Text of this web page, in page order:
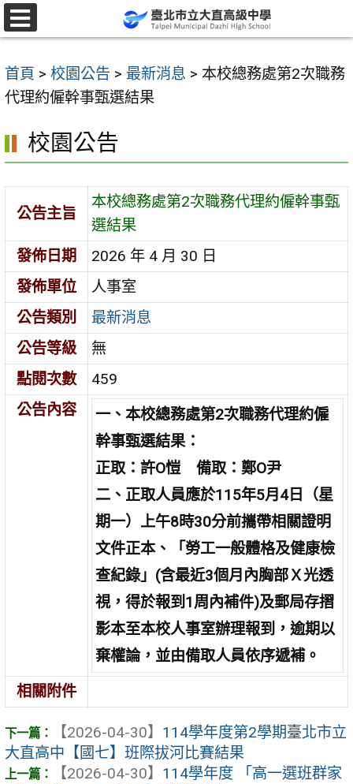
跳
至
要
內
區
首頁 > 校園公告 > 最新消息 > 本校總務處第2次職務
代理約僱幹事甄選結果
校園公告
公告主旨
本校總務處第2次職務代理約僱幹事甄
選結果
發佈日期
2026 年 4 月 30 日
發佈單位
人事室
公告類別
最新消息
公告等級
無
點閱次數
459
公告內容
一、本校總務處第2次職務代理約僱
幹事甄選結果：
正取：許O愷 備取：鄭O尹
二、 正取人員應於115年5月4日（星
期一）上午8時30分前攜帶相關證明
文件正本、「勞工一般體格及健康檢
查紀錄」(含最近3個月內胸部Ｘ光透
視，得於報到1周內補件)及郵局存摺
影本至本校人事室辦理報到，逾期以
棄權論，並由備取人員依序遞補。
相關附件
【2026-04-30】 114學年度第2學期臺北市立
大直高中【國七】班際拔河比賽結果
【2026-04-30】 114學年度 「高一選班群家
選
單